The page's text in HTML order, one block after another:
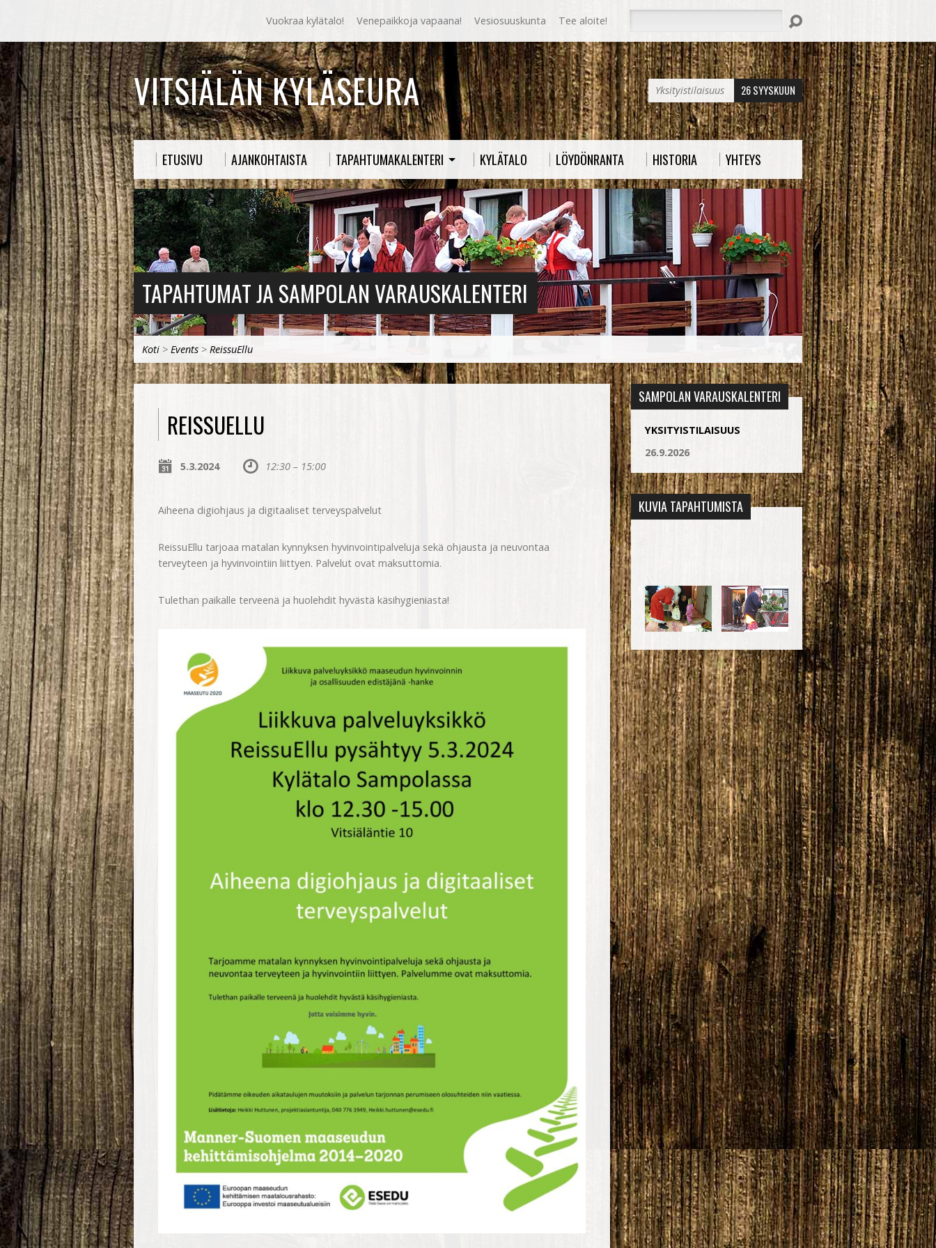
Vuokraa kylätalo! Venepaikkoja vapaana! Vesiosuuskunta Tee aloite!
VITSIÄLÄN KYLÄSEURA Yksityistilaisuus 26 SYYSKUUN
ETUSIVU AJANKOHTAISTA TAPAHTUMAKALENTERI KYLÄTALO LÖYDÖNRANTA HISTORIA YHTEYS
TAPAHTUMAT JA SAMPOLAN VARAUSKALENTERI
Koti > Events > ReissuEllu
REISSUELLU
5.3.2024 12:30 – 15:00
Aiheena digiohjaus ja digitaaliset terveyspalvelut
ReissuEllu tarjoaa matalan kynnyksen hyvinvointipalveluja sekä ohjausta ja neuvontaa
terveyteen ja hyvinvointiin liittyen. Palvelut ovat maksuttomia.
Tulethan paikalle terveenä ja huolehdit hyvästä käsihygieniasta!
SAMPOLAN VARAUSKALENTERI
YKSITYISTILAISUUS
26.9.2026
KUVIA TAPAHTUMISTA